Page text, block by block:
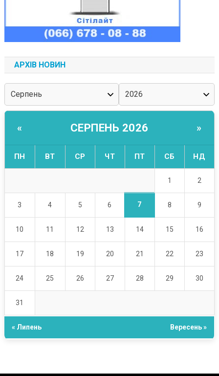
АРХІВ НОВИН
« СЕРПЕНЬ 2026 »
ПН ВТ СР ЧТ ПТ СБ НД
1 2
3 4 5 6 7 8 9
10 11 12 13 14 15 16
17 18 19 20 21 22 23
24 25 26 27 28 29 30
31
« Липень Вересень »